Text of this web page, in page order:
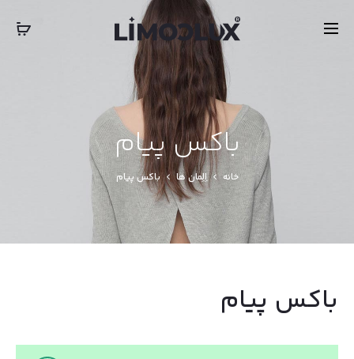
بستن
‎‎ ‎ International Express Shipping: 5-7 Business Days
باکس پیام
خانه اِلِمان ها باکس پیام
باکس پیام